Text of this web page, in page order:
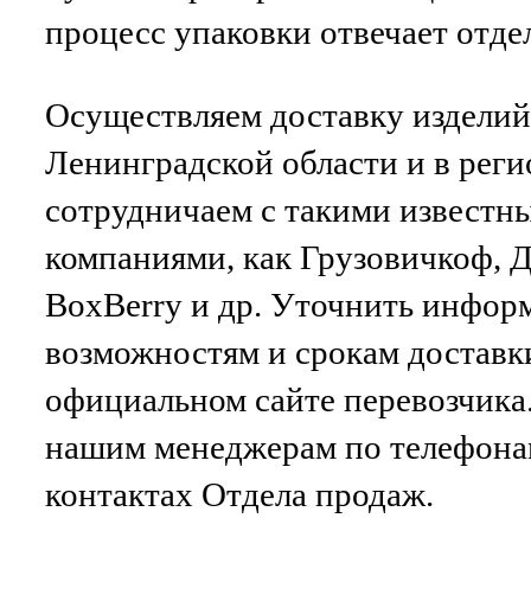
процесс упаковки отвечает
Осуществляем доставку
Ленинградской области и в
сотрудничаем с такими
компаниями, как
BoxBerry и др. Уточнить
возможностям и срокам
официальном сайте
нашим менеджерам по
контактах Отдела продаж.